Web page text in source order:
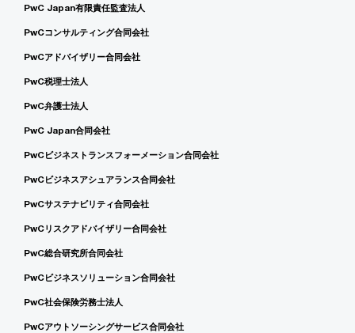
PwC Japan有限責任監査法人
PwCコンサルティング合同会社
PwCアドバイザリー合同会社
PwC税理士法人
PwC弁護士法人
PwC Japan合同会社
PwCビジネストランスフォーメーション合同会社
PwCビジネスアシュアランス合同会社
PwCサステナビリティ合同会社
PwCリスクアドバイザリー合同会社
PwC総合研究所合同会社
PwCビジネスソリューション合同会社
PwC社会保険労務士法人
PwCアウトソーシングサービス合同会社